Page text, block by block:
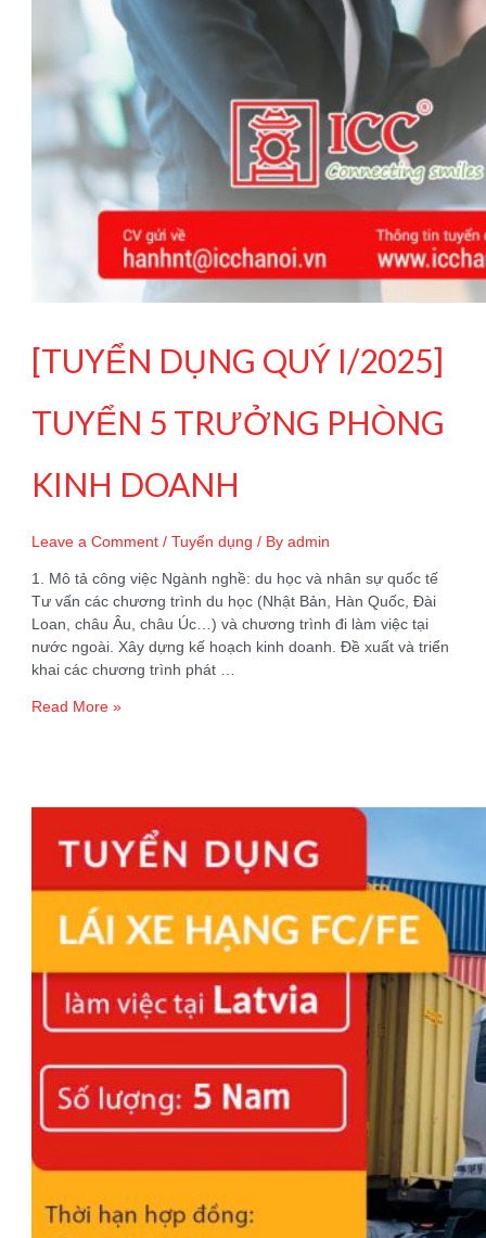
[TUYỂN DỤNG QUÝ I/2025]
TUYỂN 5 TRƯỞNG PHÒNG
KINH DOANH
Leave a Comment /Tuyển dụng / Byadmin
1. Mô tả công việc Ngành nghề: du học và nhân sự quốc tế
Tư vấn các chương trình du học (Nhật Bản, Hàn Quốc, Đài
Loan, châu Âu, châu Úc…) và chương trình đi làm việc tại
nước ngoài. Xây dựng kế hoạch kinh doanh. Đề xuất và triển
khai các chương trình phát …
[TUYỂN
TRƯỞNG
PHÒNG
KINH
DOANH
Read More »